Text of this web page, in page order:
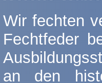
Wir fechten
Fechtfeder
an den